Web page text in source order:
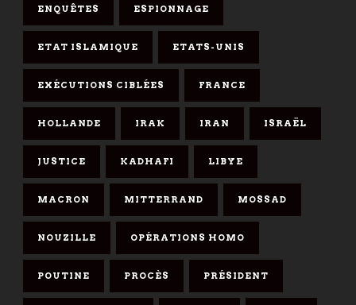
ENQUÊTES ESPIONNAGE
ETAT ISLAMIQUE ETATS-UNIS
EXÉCUTIONS CIBLÉES FRANCE
HOLLANDE IRAK IRAN ISRAËL
JUSTICE KADHAFI LIBYE
MACRON MITTERRAND MOSSAD
NOUZILLE OPÉRATIONS HOMO
POUTINE PROCÈS PRÉSIDENT